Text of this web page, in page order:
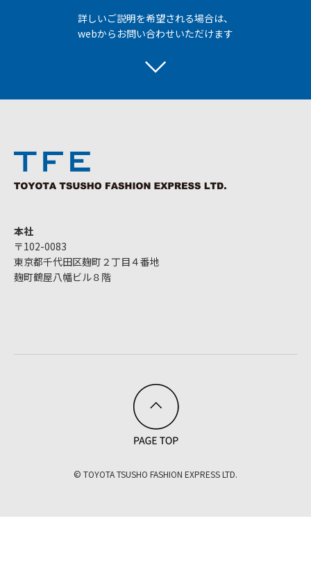
詳しいご説明を希望される場合は、
webからお問い合わせいただけます
本社
〒102-0083
東京都千代田区麹町２丁目４番地
麹町鶴屋八幡ビル８階
© TOYOTA TSUSHO FASHION EXPRESS LTD.